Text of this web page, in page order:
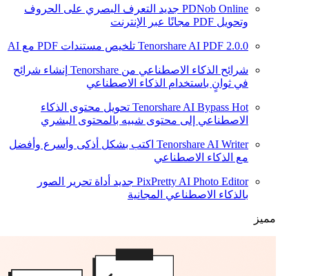
PDNob Online جديد التعرف البصري على الحروف
وتحويل PDF مجانًا عبر الإنترنت
Tenorshare AI PDF 2.0.0 تلخيص مستندات PDF مع AI
شرائح الذكاء الاصطناعي من Tenorshare
إنشاء شرائح
في ثوانٍ باستخدام الذكاء الاصطناعي
Tenorshare AI Bypass Hot
تحويل محتوى الذكاء
الاصطناعي إلى محتوى شبيه بالمحتوى البشري
Tenorshare AI Writer اكتب بشكل أذكى وأسرع وأفضل
مع الذكاء الاصطناعي
PixPretty AI Photo Editor جديد أداة تحرير الصور
بالذكاء الاصطناعي المجانية
مميز